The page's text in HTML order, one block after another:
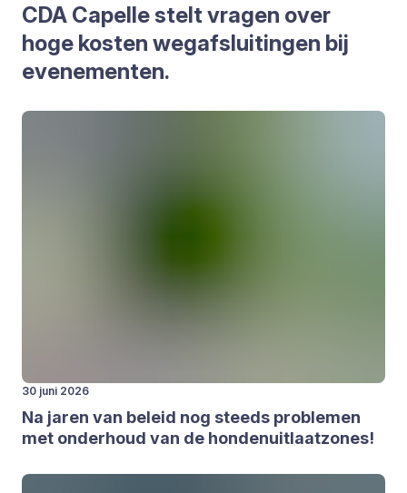
CDA Capel­le stelt vra­gen over
hoge kos­ten weg­af­slui­tin­gen bij
eve­ne­men­ten.
30 juni 2026
Na jaren van beleid nog steeds pro­ble­men
met onder­houd van de hon­den­uit­laat­zo­nes!